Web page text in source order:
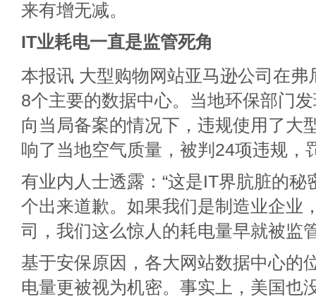
来有增无减。
IT业耗电一直是监管死角
本报讯 大型购物网站亚马逊公司在弗
8个主要的数据中心。当地环保部门
向当局备案的情况下，违规使用了大
响了当地空气质量，被判24项违规，
有业内人士透露：“这是IT界肮脏的秘
个出来道歉。如果我们是制造业企业
司，我们这么惊人的耗电量早就被监
基于安保原因，各大网站数据中心的
电量更被视为机密。事实上，美国也